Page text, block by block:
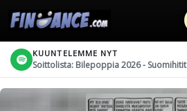
KUUNTELEMME NYT
Soittolista: Bilepoppia 2026 - Suomihitit